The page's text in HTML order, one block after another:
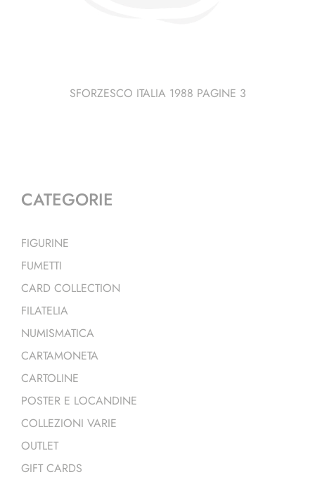
SFORZESCO ITALIA 1988 PAGINE 3
CATEGORIE
FIGURINE
FUMETTI
CARD COLLECTION
FILATELIA
NUMISMATICA
CARTAMONETA
CARTOLINE
POSTER E LOCANDINE
COLLEZIONI VARIE
OUTLET
GIFT CARDS